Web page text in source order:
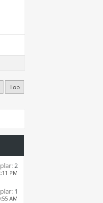
Top
2
PM
1
AM